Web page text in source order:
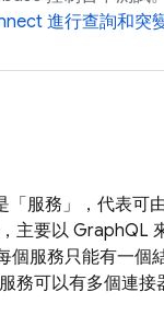
進行查詢和突
服務」
，代表可
主要以 GraphQL
個服務只能有一個
務可以有多個連